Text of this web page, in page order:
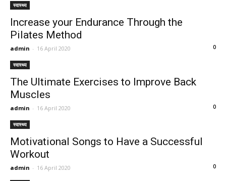
स्वास्थ्य
Increase your Endurance Through the
Pilates Method
admin - 16 April 2020 0
स्वास्थ्य
The Ultimate Exercises to Improve Back
Muscles
admin - 16 April 2020 0
स्वास्थ्य
Motivational Songs to Have a Successful
Workout
admin - 16 April 2020 0